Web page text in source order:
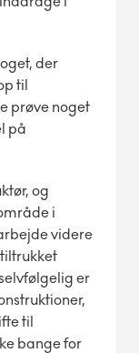
der
til
prøve noget
på
og
i
videre
er
til
bange for